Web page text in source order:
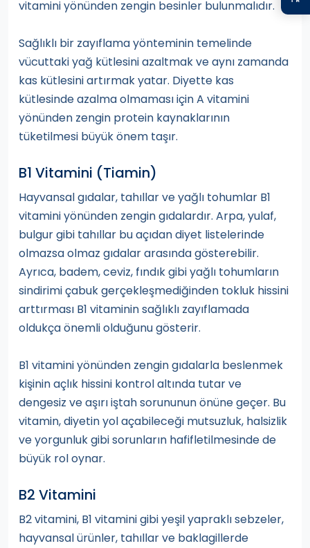
vitamini yönünden zengin besinler bulunmalıdır.
Sağlıklı bir zayıflama yönteminin temelinde
vücuttaki yağ kütlesini azaltmak ve aynı zamanda
kas kütlesini artırmak yatar. Diyette kas
kütlesinde azalma olmaması için A vitamini
yönünden zengin protein kaynaklarının
tüketilmesi büyük önem taşır.
B1 Vitamini (Tiamin)
Hayvansal gıdalar, tahıllar ve yağlı tohumlar B1
vitamini yönünden zengin gıdalardır. Arpa, yulaf,
bulgur gibi tahıllar bu açıdan diyet listelerinde
olmazsa olmaz gıdalar arasında gösterebilir.
Ayrıca, badem, ceviz, fındık gibi yağlı tohumların
sindirimi çabuk gerçekleşmediğinden tokluk hissini
arttırması B1 vitaminin sağlıklı zayıflamada
oldukça önemli olduğunu gösterir.
B1 vitamini yönünden zengin gıdalarla beslenmek
kişinin açlık hissini kontrol altında tutar ve
dengesiz ve aşırı iştah sorununun önüne geçer. Bu
vitamin, diyetin yol açabileceği mutsuzluk, halsizlik
ve yorgunluk gibi sorunların hafifletilmesinde de
büyük rol oynar.
B2 Vitamini
B2 vitamini, B1 vitamini gibi yeşil yapraklı sebzeler,
hayvansal ürünler, tahıllar ve baklagillerde